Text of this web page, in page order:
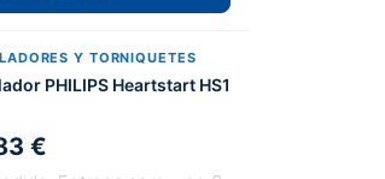
Y TORNIQUETES
PHILIPS Heartstart HS1
€